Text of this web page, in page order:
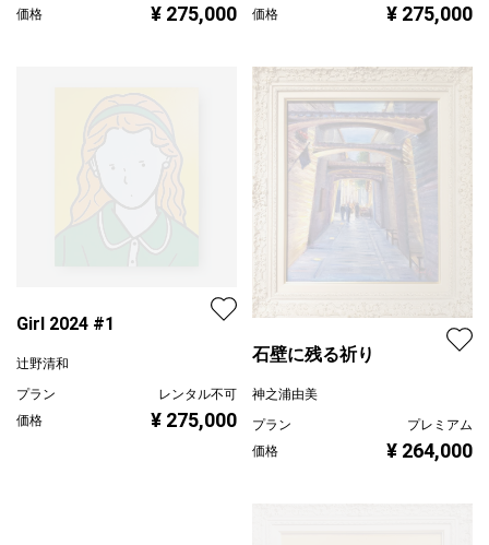
価格
¥ 275,000
価格
¥ 275,000
Girl 2024 #1
辻野清和
プラン
レンタル不可
価格
¥ 275,000
石壁に残る祈り
神之浦由美
プラン
プレミアム
価格
¥ 264,000